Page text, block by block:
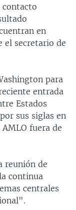
contacto
en
el secretario de
para
entrada
Estados
sus siglas en
fuera de
reunión de
continua
centrales